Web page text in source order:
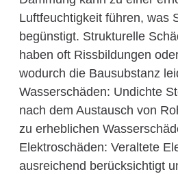
Luftfeuchtigkeit führen, was
begünstigt. Strukturelle
haben oft Rissbildungen
wodurch die Bausubstanz
Wasserschäden: Undichte
nach dem Austausch von
zu erheblichen
Elektroschäden: Veraltete
ausreichend berücksichtigt